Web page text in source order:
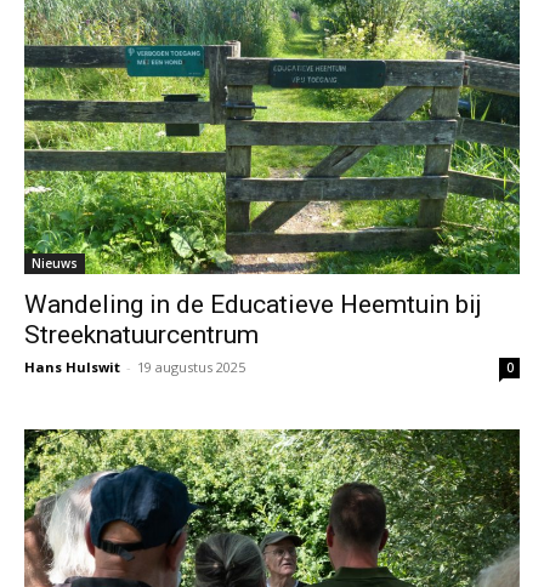
Nieuws
Wandeling in de Educatieve Heemtuin bij
Streeknatuurcentrum
Hans Hulswit - 19 augustus 2025 0